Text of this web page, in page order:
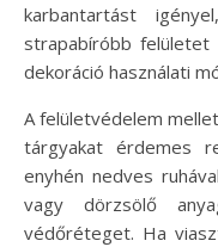
karbantartást
strapabíróbb
dekoráció használati
A felületvédelem
tárgyakat érdemes
enyhén nedves
vagy dörzsölő
védőréteget. Ha